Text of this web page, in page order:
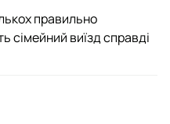
правильно
сімейний виїзд справді